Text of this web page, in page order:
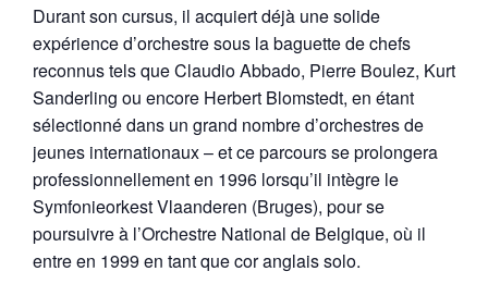
Durant son cursus, il acquiert déjà une solide
expérience d’orchestre sous la baguette de chefs
reconnus tels que Claudio Abbado, Pierre Boulez, Kurt
Sanderling ou encore Herbert Blomstedt, en étant
sélectionné dans un grand nombre d’orchestres de
jeunes internationaux – et ce parcours se prolongera
professionnellement en 1996 lorsqu’il intègre le
Symfonieorkest Vlaanderen (Bruges), pour se
poursuivre à l’Orchestre National de Belgique, où il
entre en 1999 en tant que cor anglais solo.